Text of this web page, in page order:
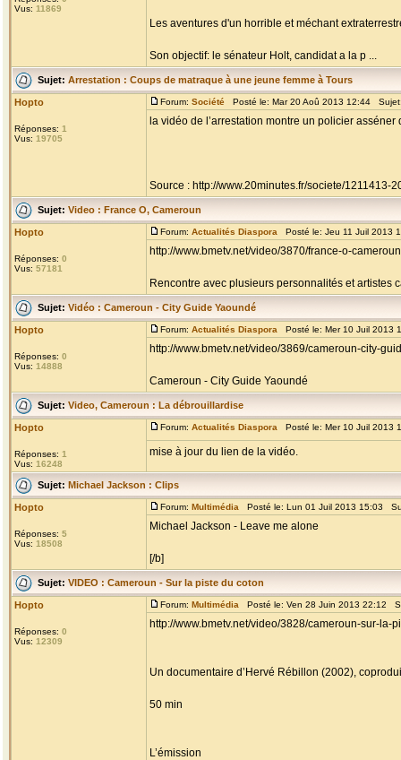
Vus: 11869
Les aventures d'un horrible et méchant
Son objectif: le sénateur Holt, candidat a la p ...
Sujet: Arrestation : Coups de matraque à une jeune femme à Tours
Hopto
Réponses: 1
Vus: 19705
Forum: Société Posté le: Mar 20 Aoû 2013 12:44
la vidéo de l’arrestation montre un policier
Source : http://www.20minutes.fr/societe/
Sujet: Video : France O, Cameroun
Hopto
Réponses: 0
Vus: 57181
Forum: Actualités Diaspora Posté le: Jeu 11 Juil 2013
http://www.bmetv.net/video/3870/france-o-cameroun
Rencontre avec plusieurs personnalités et
Sujet: Vidéo : Cameroun - City Guide Yaoundé
Hopto
Réponses: 0
Vus: 14888
Forum: Actualités Diaspora Posté le: Mer 10 Juil
http://www.bmetv.net/video/3869/cameroun-city-
Cameroun - City Guide Yaoundé
Sujet: Video, Cameroun : La débrouillardise
Hopto
Réponses: 1
Vus: 16248
Forum: Actualités Diaspora Posté le: Mer 10 Juil
mise à jour du lien de la vidéo.
Sujet: Michael Jackson : Clips
Hopto
Réponses: 5
Vus: 18508
Forum: Multimédia Posté le: Lun 01 Juil 2013 15:03
Michael Jackson - Leave me alone
[/b]
Sujet: VIDEO : Cameroun - Sur la piste du coton
Hopto
Réponses: 0
Vus: 12309
Forum: Multimédia Posté le: Ven 28 Juin 2013 22:12
http://www.bmetv.net/video/3828/cameroun-sur-la-
Un documentaire d’Hervé Rébillon (2002),
50 min
L’émission